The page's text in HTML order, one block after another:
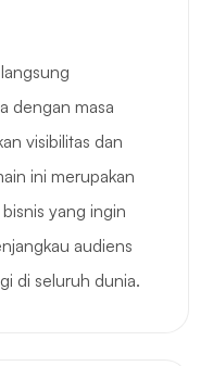
dengan masa
visibilitas dan
ini merupakan
yang ingin
audiens
di seluruh dunia.